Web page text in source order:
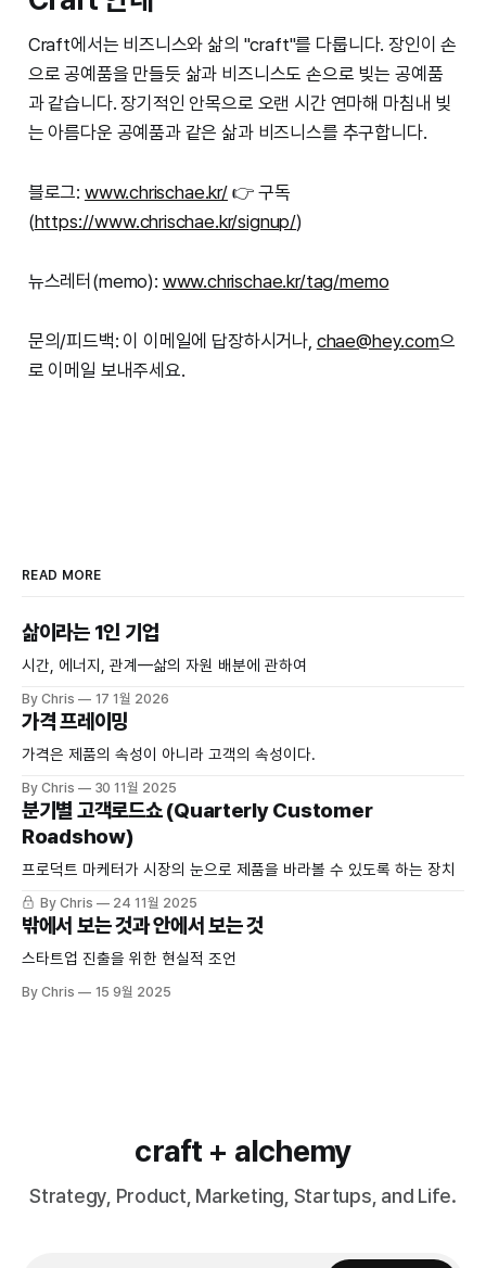
Craft에서는 비즈니스와 삶의 "craft"를 다룹니다. 장인이 손
으로 공예품을 만들듯 삶과 비즈니스도 손으로 빚는 공예품
과 같습니다. 장기적인 안목으로 오랜 시간 연마해 마침내 빚
는 아름다운 공예품과 같은 삶과 비즈니스를 추구합니다.
블로그: www.chrischae.kr/👉 구독
(https://www.chrischae.kr/signup/)
뉴스레터(memo): www.chrischae.kr/tag/memo
문의/피드백: 이 이메일에 답장하시거나, chae@hey.com으
로 이메일 보내주세요.
READ MORE
삶이라는 1인 기업
시간, 에너지, 관계—삶의 자원 배분에 관하여
By Chris 17 1월 2026
가격 프레이밍
가격은 제품의 속성이 아니라 고객의 속성이다.
By Chris 30 11월 2025
분기별 고객로드쇼 (Quarterly Customer
Roadshow)
프로덕트 마케터가 시장의 눈으로 제품을 바라볼 수 있도록 하는 장치
By Chris 24 11월 2025
밖에서 보는 것과 안에서 보는 것
스타트업 진출을 위한 현실적 조언
By Chris 15 9월 2025
craft + alchemy
Strategy, Product, Marketing, Startups, and Life.